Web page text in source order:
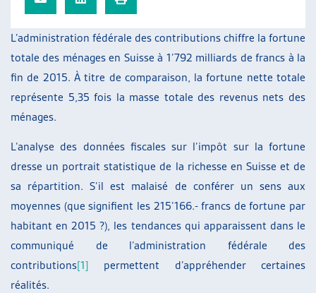
L’administration fédérale des contributions chiffre la fortune
totale des ménages en Suisse à 1’792 milliards de francs à la
fin de 2015. À titre de comparaison, la fortune nette totale
représente 5,35 fois la masse totale des revenus nets des
ménages.
L’analyse des données fiscales sur l’impôt sur la fortune
dresse un portrait statistique de la richesse en Suisse et de
sa répartition. S’il est malaisé de conférer un sens aux
moyennes (que signifient les 215’166.- francs de fortune par
habitant en 2015 ?), les tendances qui apparaissent dans le
communiqué de l’administration fédérale des
contributions[1] permettent d’appréhender certaines
réalités.